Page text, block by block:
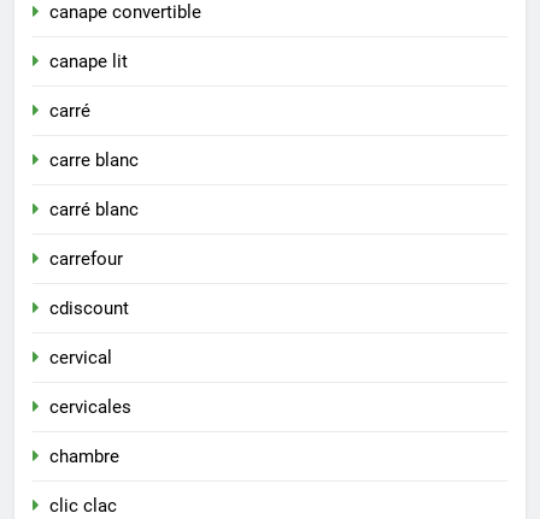
canape convertible
canape lit
carré
carre blanc
carré blanc
carrefour
cdiscount
cervical
cervicales
chambre
clic clac